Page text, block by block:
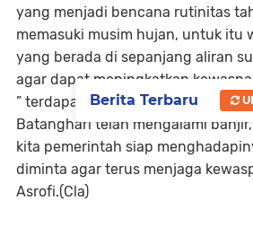
yang menjadi bencana rutinitas
memasuki musim hujan, untuk itu
yang berada di sepanjang aliran
agar dapat meningkatkan
” terdapat spot spot di sepanjang
Batanghari telah mengalami
kita pemerintah siap
diminta agar terus menjaga
Asrofi.(Cla)
Berita Terbaru